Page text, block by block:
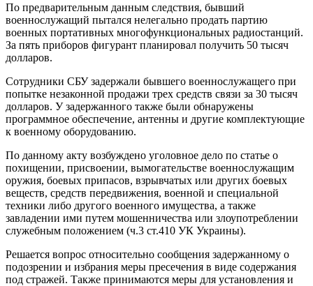
По предварительным данным следствия, бывший
военнослужащий пытался нелегально продать партию
военных портативных многофункциональных радиостанций.
За пять приборов фигурант планировал получить 50 тысяч
долларов.
Сотрудники СБУ задержали бывшего военнослужащего при
попытке незаконной продажи трех средств связи за 30 тысяч
долларов. У задержанного также были обнаружены
программное обеспечение, антенны и другие комплектующие
к военному оборудованию.
По данному акту возбуждено уголовное дело по статье о
похищении, присвоении, вымогательстве военнослужащим
оружия, боевых припасов, взрывчатых или других боевых
веществ, средств передвижения, военной и специальной
техники либо другого военного имущества, а также
завладении ими путем мошенничества или злоупотреблении
служебным положением (ч.3 ст.410 УК Украины).
Решается вопрос относительно сообщения задержанному о
подозрении и избрания меры пресечения в виде содержания
под стражей. Также принимаются меры для установления и